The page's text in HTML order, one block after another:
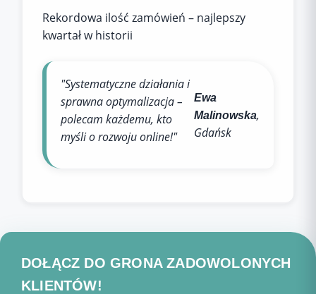
Rekordowa ilość zamówień – najlepszy
kwartał w historii
"Systematyczne działania i
sprawna optymalizacja –
polecam każdemu, kto
myśli o rozwoju online!"
Ewa
Malinowska,
Gdańsk
DOŁĄCZ DO GRONA ZADOWOLONYCH
KLIENTÓW!